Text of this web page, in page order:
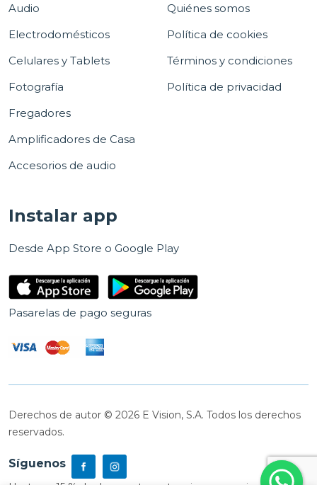
Audio
Electrodomésticos
Celulares y Tablets
Fotografía
Fregadores
Amplificadores de Casa
Accesorios de audio
Quiénes somos
Política de cookies
Términos y condiciones
Política de privacidad
Instalar app
Desde App Store o Google Play
Pasarelas de pago seguras
Derechos de autor © 2026 E Vision, S.A. Todos los derechos
reservados.
Síguenos